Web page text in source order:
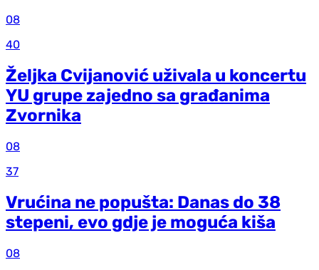
08
40
Željka Cvijanović uživala u koncertu
YU grupe zajedno sa građanima
Zvornika
08
37
Vrućina ne popušta: Danas do 38
stepeni, evo gdje je moguća kiša
08